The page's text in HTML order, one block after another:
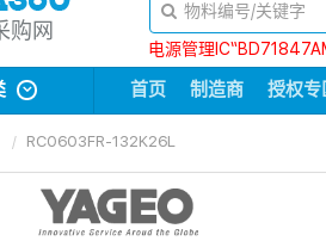
购网
电源管理
首页 制造商 授权专
RC0603FR-132K26L